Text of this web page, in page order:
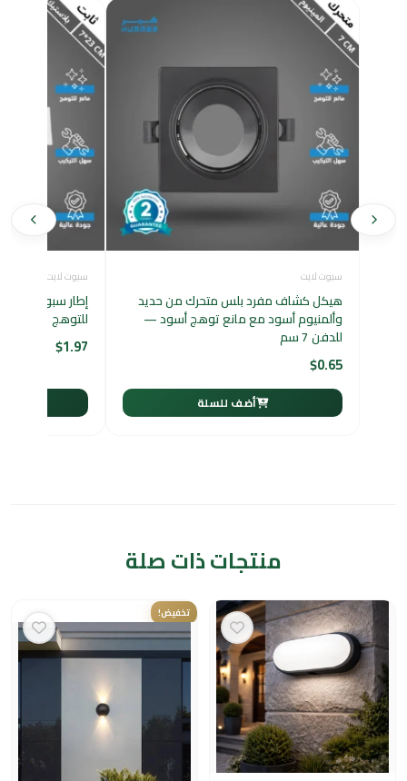
سبوت لايت
هيكل كشاف مفرد بلس متحرك من حديد
وألمنيوم أسود مع مانع توهج أسود —
للدفن 7 سم
$0.65
أضف للسلة
سبوت لايت
إطار سبوت مربع
للتوهج 7×23 سم
$1.97
منتجات ذات صلة
تخفيض!
السعر
الأصلي
هو:
السعر
الحالي
هو:
$6.90.